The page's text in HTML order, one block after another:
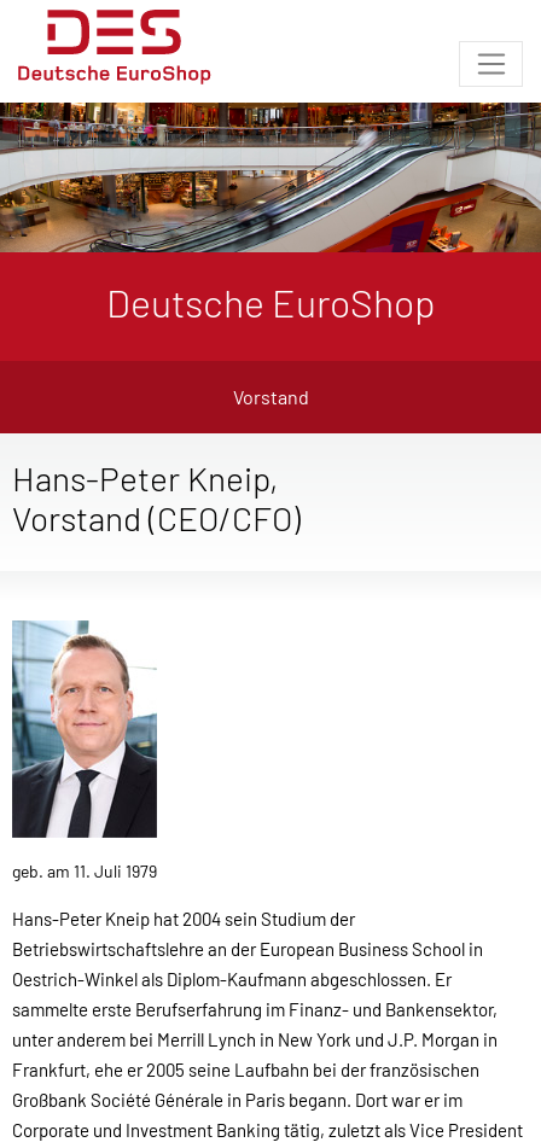
Deutsche EuroShop
Vorstand
Hans-Peter Kneip,
Vorstand (CEO/CFO)
geb. am 11. Juli 1979
Hans-Peter Kneip hat 2004 sein Studium der
Betriebswirtschaftslehre an der European Business School in
Oestrich-Winkel als Diplom-Kaufmann abgeschlossen. Er
sammelte erste Berufserfahrung im Finanz- und Bankensektor,
unter anderem bei Merrill Lynch in New York und J.P. Morgan in
Frankfurt, ehe er 2005 seine Laufbahn bei der französischen
Großbank Société Générale in Paris begann. Dort war er im
Corporate und Investment Banking tätig, zuletzt als Vice President